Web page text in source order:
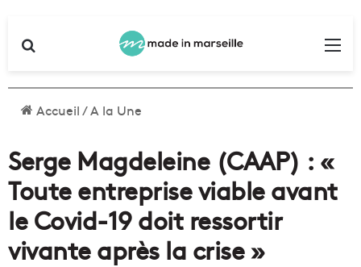
Accueil/A la Une
Serge Magdeleine (CAAP) : «
Toute entreprise viable avant
le Covid-19 doit ressortir
vivante après la crise »